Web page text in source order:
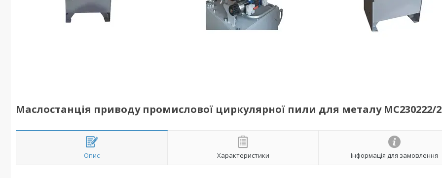
Маслостанція приводу промислової циркулярної пили для металу МС230222/2
Опис Характеристики Інформація для замовлення